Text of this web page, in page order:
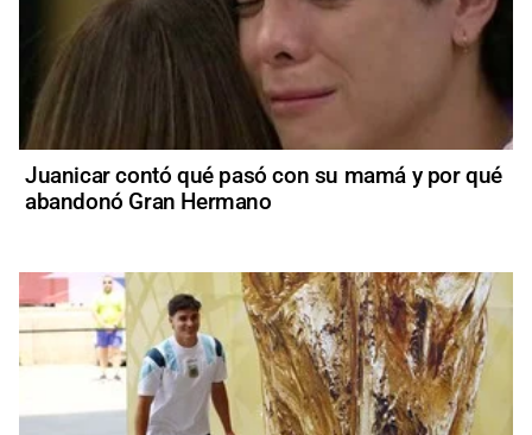
Juanicar contó qué pasó con su mamá y por qué
abandonó Gran Hermano